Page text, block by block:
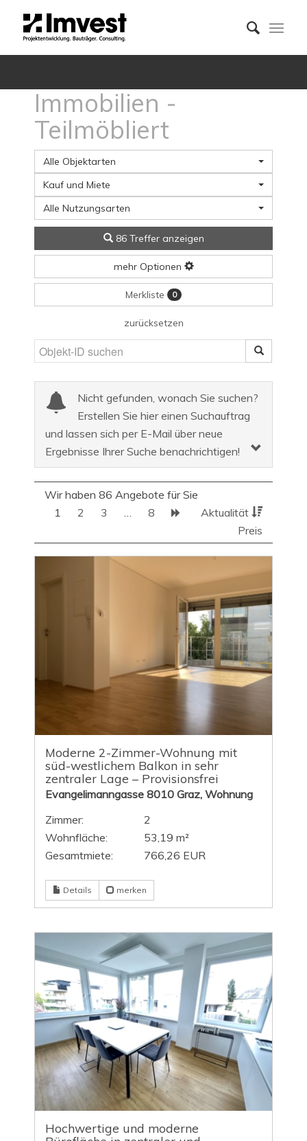
Immobilien -
Teilmöbliert
Alle Objektarten
Kauf und Miete
Alle Nutzungsarten
86 Treffer anzeigen
mehr Optionen
Merkliste 0
zurücksetzen
Nicht gefunden, wonach Sie suchen?
Erstellen Sie hier einen Suchauftrag
und lassen sich per E-Mail über neue
Ergebnisse Ihrer Suche benachrichtigen!
Wir haben 86 Angebote für Sie
1
2 3 … 8
Aktualität
Preis
Moderne 2-Zimmer-Wohnung mit
süd-westlichem Balkon in sehr
zentraler Lage – Provisionsfrei
Evangelimanngasse 8010 Graz, Wohnung
Zimmer:
2
Wohnfläche:
53,19 m²
Gesamtmiete:
766,26 EUR
Details merken
Hochwertige und moderne